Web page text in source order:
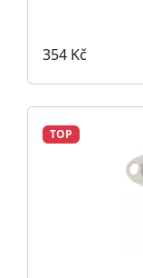
354 Kč
TOP